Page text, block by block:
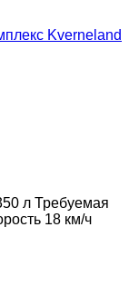
Kverneland
л Требуемая
18 км/ч